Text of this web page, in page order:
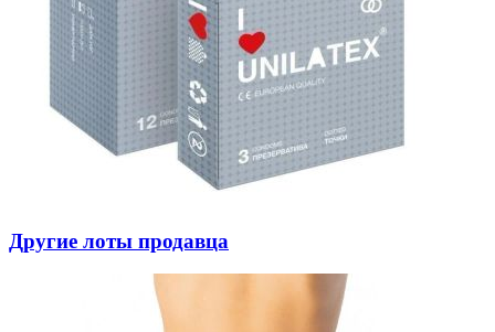
Другие лоты продавца